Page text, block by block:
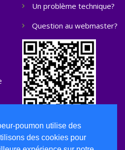
poumon utilise des
des cookies pour
Un problème technique?
Question au webmaster?